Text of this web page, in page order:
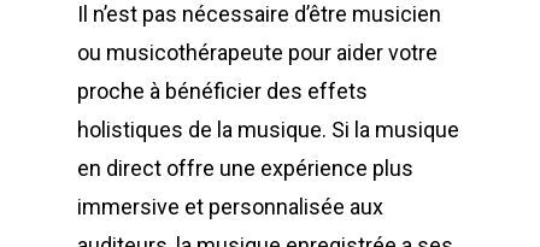
Il n’est pas nécessaire d’être musicien
ou musicothérapeute pour aider votre
proche à bénéficier des effets
holistiques de la musique. Si la musique
en direct offre une expérience plus
immersive et personnalisée aux